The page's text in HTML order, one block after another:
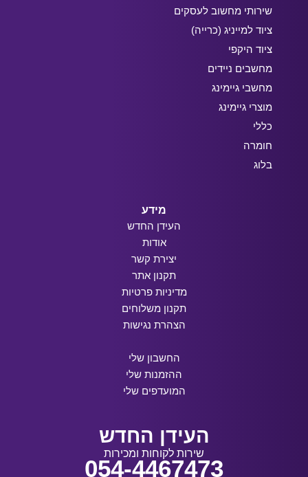
שירותי מחשוב לעסקים
ציוד למייניג (כרייה)
ציוד היקפי
מחשבים ניידים
מחשבי גיימינג
מוצרי גיימינג
כללי
חומרה
בלוג
מידע
העידן החדש
אודות
יצירת קשר
תקנון אתר
מדיניות פרטיות
תקנון משלוחים
הצהרת נגישות
החשבון שלי
ההזמנות שלי
המועדפים שלי
העידן החדש
שירות לקוחות ומכירות
054-4467473